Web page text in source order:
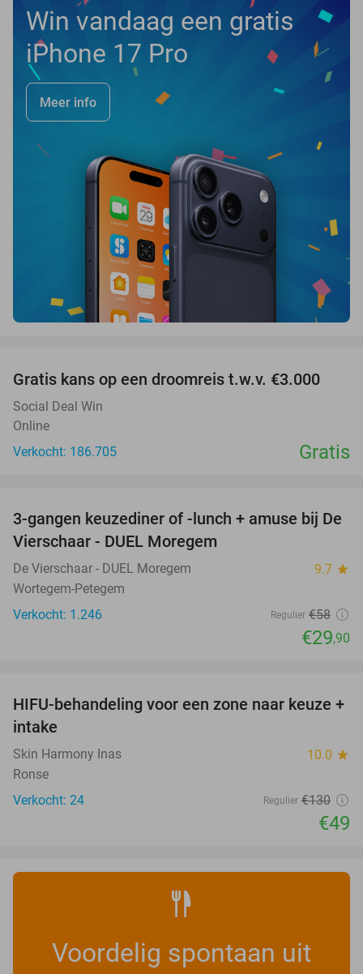
Win vandaag een gratis
iPhone 17 Pro
Meer info
Gratis kans op een droomreis t.w.v. €3.000
Social Deal Win
Online
Verkocht: 186.705
Gratis
48%
3-gangen keuzediner of -lunch + amuse bij De
Vierschaar - DUEL Moregem
De Vierschaar - DUEL Moregem 9.7 star
Wortegem-Petegem
Verkocht: 1.246
Regulier €58
€29,90
62%
HIFU-behandeling voor een zone naar keuze +
intake
Skin Harmony Inas 10.0 star
Ronse
Verkocht: 24
Regulier €130
€49
Voordelig spontaan uit